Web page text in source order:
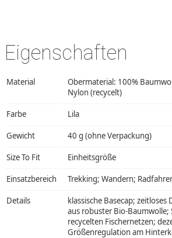
Eigenschaften
Material
Obermaterial: 100%
Nylon (recycelt)
Farbe Lila
Gewicht 40 g (ohne Verpackung)
Size To Fit Einheitsgröße
Einsatzbereich Trekking; Wandern;
Details
klassische Basecap;
aus robuster Bio-Baumwolle;
recycelten Fischernetzen;
Größenregulation am